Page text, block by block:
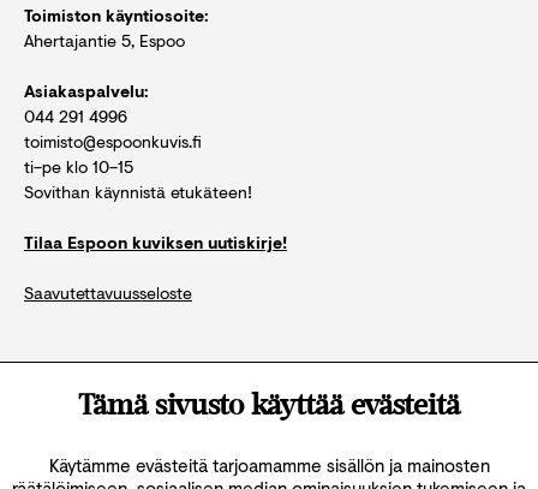
Tämä sivusto käyttää evästeitä
Käytämme evästeitä tarjoamamme sisällön ja mainosten
Toimiston käyntiosoite:
Ahertajantie 5, Espoo
Asiakaspalvelu:
044 291 4996
toimisto@espoonkuvis.fi
ti–pe klo 10–15
Sovithan käynnistä etukäteen!
Tilaa Espoon kuviksen uutiskirje!
Saavutettavuusseloste